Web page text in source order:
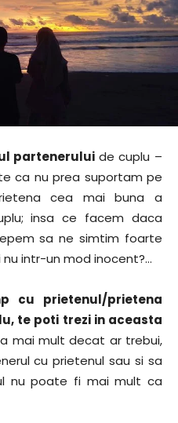
partenerului de cuplu –
ca nu prea suportam pe
cea mai buna a
insa ce facem daca
sa ne simtim foarte
intr-un mod inocent?…
cu prietenul/prietena
te poti trezi in aceasta
mai mult decat ar trebui,
cu prietenul sau si sa
nu poate fi mai mult ca